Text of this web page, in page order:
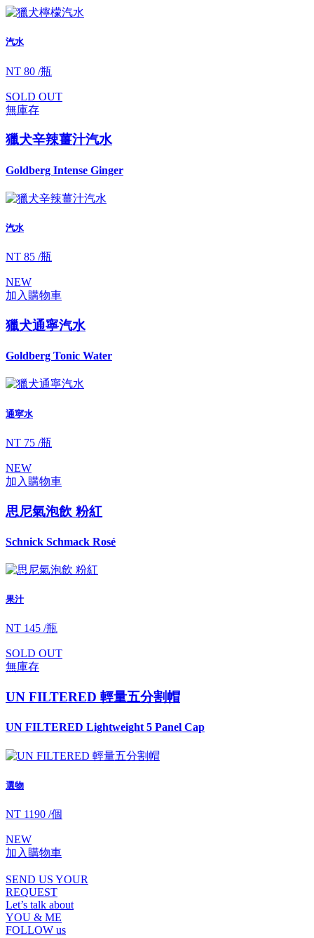
汽水
NT 80 /瓶
SOLD OUT
無庫存
獵犬辛辣薑汁汽水
Goldberg Intense Ginger
汽水
NT 85 /瓶
NEW
加入購物車
獵犬通寧汽水
Goldberg Tonic Water
通寜水
NT 75 /瓶
NEW
加入購物車
思尼氣泡飲 粉紅
Schnick Schmack Rosé
果汁
NT 145 /瓶
SOLD OUT
無庫存
UN FILTERED 輕量五分割帽
UN FILTERED Lightweight 5 Panel Cap
選物
NT 1190 /個
NEW
加入購物車
SEND US YOUR
REQUEST
Let’s talk about
YOU & ME
FOLLOW us